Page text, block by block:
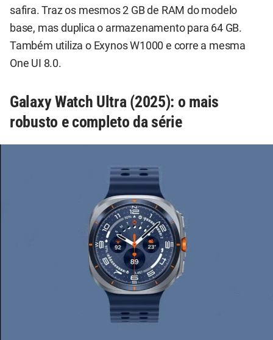
safira. Traz os mesmos 2 GB de RAM do modelo
base, mas duplica o armazenamento para 64 GB.
Também utiliza o Exynos W1000 e corre a mesma
One UI 8.0.
Galaxy Watch Ultra (2025): o mais
robusto e completo da série